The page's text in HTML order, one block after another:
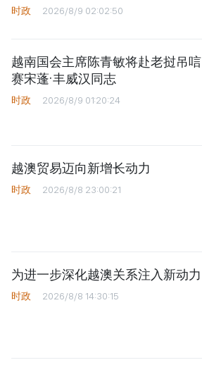
时政 2026/8/9 02:02:50
越南国会主席陈青敏将赴老挝吊唁
赛宋蓬·丰威汉同志
时政 2026/8/9 01:20:24
越澳贸易迈向新增长动力
时政 2026/8/8 23:00:21
为进一步深化越澳关系注入新动力
时政 2026/8/8 14:30:15